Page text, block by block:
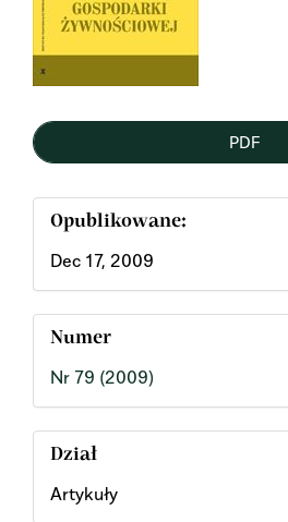
PDF
Opublikowane:
Dec 17, 2009
Numer
Nr 79 (2009)
Dział
Artykuły